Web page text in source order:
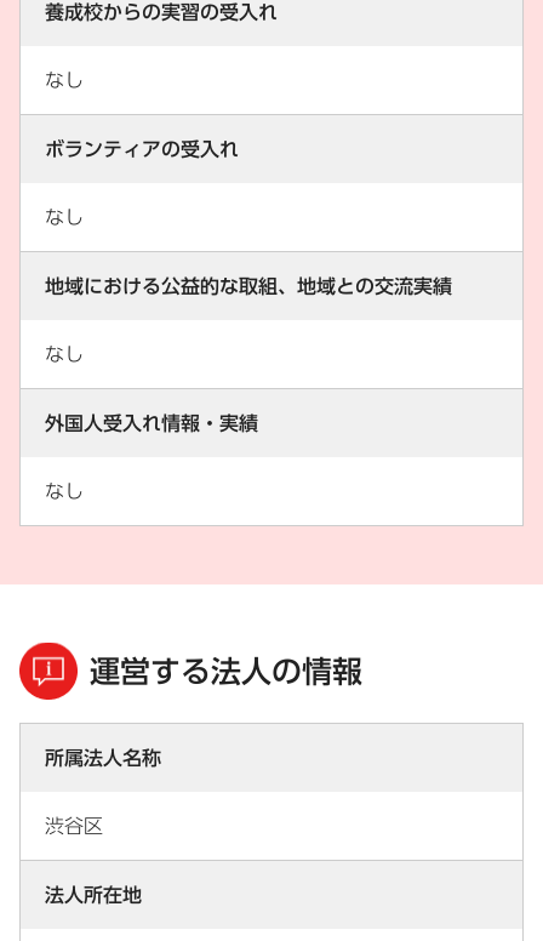
養成校からの実習の受入れ
なし
ボランティアの受入れ
なし
地域における公益的な取組、地域との交流実績
なし
外国人受入れ情報・実績
なし
運営する法人の情報
所属法人名称
渋谷区
法人所在地